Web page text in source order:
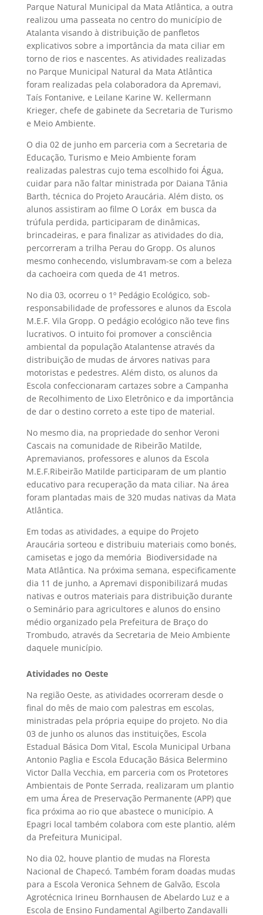
Parque Natural Municipal da Mata Atlântica, a outra
realizou uma passeata no centro do município de
Atalanta visando à distribuição de panfletos
explicativos sobre a importância da mata ciliar em
torno de rios e nascentes. As atividades realizadas
no Parque Municipal Natural da Mata Atlântica
foram realizadas pela colaboradora da Apremavi,
Taís Fontanive, e Leilane Karine W. Kellermann
Krieger, chefe de gabinete da Secretaria de Turismo
e Meio Ambiente.
O dia 02 de junho em parceria com a Secretaria de
Educação, Turismo e Meio Ambiente foram
realizadas palestras cujo tema escolhido foi Água,
cuidar para não faltar ministrada por Daiana Tânia
Barth, técnica do Projeto Araucária. Além disto, os
alunos assistiram ao filme O Loráx  em busca da
trúfula perdida, participaram de dinâmicas,
brincadeiras, e para finalizar as atividades do dia,
percorreram a trilha Perau do Gropp. Os alunos
mesmo conhecendo, vislumbravam-se com a beleza
da cachoeira com queda de 41 metros.
No dia 03, ocorreu o 1º Pedágio Ecológico, sob-
responsabilidade de professores e alunos da Escola
M.E.F. Vila Gropp. O pedágio ecológico não teve fins
lucrativos. O intuito foi promover a consciência
ambiental da população Atalantense através da
distribuição de mudas de árvores nativas para
motoristas e pedestres. Além disto, os alunos da
Escola confeccionaram cartazes sobre a Campanha
de Recolhimento de Lixo Eletrônico e da importância
de dar o destino correto a este tipo de material.
No mesmo dia, na propriedade do senhor Veroni
Cascais na comunidade de Ribeirão Matilde,
Apremavianos, professores e alunos da Escola
M.E.F.Ribeirão Matilde participaram de um plantio
educativo para recuperação da mata ciliar. Na área
foram plantadas mais de 320 mudas nativas da Mata
Atlântica.
Em todas as atividades, a equipe do Projeto
Araucária sorteou e distribuiu materiais como bonés,
camisetas e jogo da memória  Biodiversidade na
Mata Atlântica. Na próxima semana, especificamente
dia 11 de junho, a Apremavi disponibilizará mudas
nativas e outros materiais para distribuição durante
o Seminário para agricultores e alunos do ensino
médio organizado pela Prefeitura de Braço do
Trombudo, através da Secretaria de Meio Ambiente
daquele município.
Atividades no Oeste
Na região Oeste, as atividades ocorreram desde o
final do mês de maio com palestras em escolas,
ministradas pela própria equipe do projeto. No dia
03 de junho os alunos das instituições, Escola
Estadual Básica Dom Vital, Escola Municipal Urbana
Antonio Paglia e Escola Educação Básica Belermino
Victor Dalla Vecchia, em parceria com os Protetores
Ambientais de Ponte Serrada, realizaram um plantio
em uma Área de Preservação Permanente (APP) que
fica próxima ao rio que abastece o município. A
Epagri local também colabora com este plantio, além
da Prefeitura Municipal.
No dia 02, houve plantio de mudas na Floresta
Nacional de Chapecó. Também foram doadas mudas
para a Escola Veronica Sehnem de Galvão, Escola
Agrotécnica Irineu Bornhausen de Abelardo Luz e a
Escola de Ensino Fundamental Agilberto Zandavalli